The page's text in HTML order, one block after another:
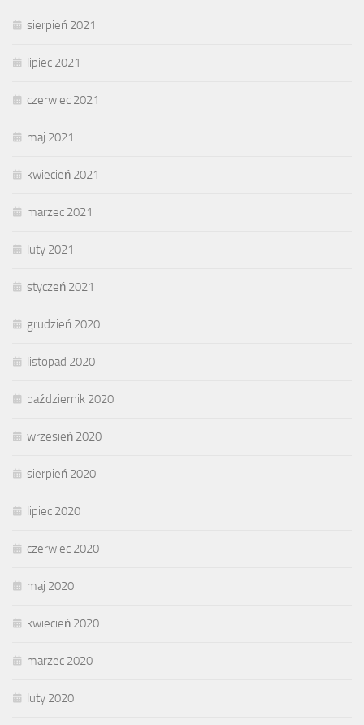
sierpień 2021
lipiec 2021
czerwiec 2021
maj 2021
kwiecień 2021
marzec 2021
luty 2021
styczeń 2021
grudzień 2020
listopad 2020
październik 2020
wrzesień 2020
sierpień 2020
lipiec 2020
czerwiec 2020
maj 2020
kwiecień 2020
marzec 2020
luty 2020